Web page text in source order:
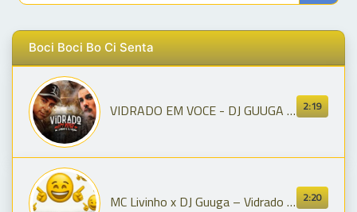
Boci Boci Bo Ci Senta
2:19
VIDRADO EM VOCE - DJ GUUGA e MC LIVINHO (Pode Sentar)
2:20
MC Livinho x DJ Guuga – Vidrado em Você | TikTok Viral Emoji Dance (Poci Poci Senta Remix)